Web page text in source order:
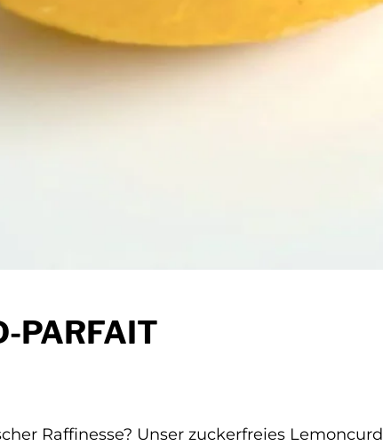
PARFAIT
Raffinesse? Unser zuckerfreies Lemoncurd